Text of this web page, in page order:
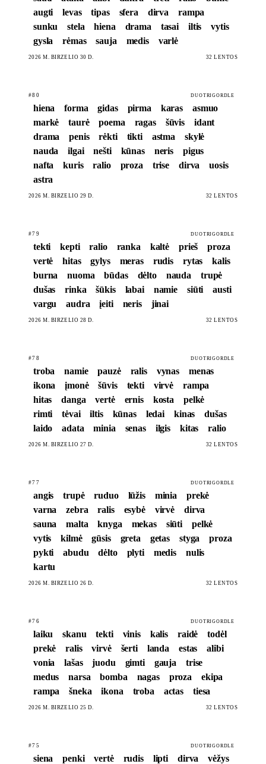
augti
levas tipas sfera dirva
rampa
sunku
stela hiena drama tasai iltis
vytis
gysla
rėmas sauja medis varlė
2026 M. BIRŽELIO 30 D. 32 LENTOS
#80 DUOTRIGORDLE
hiena forma gidas pirma karas
asmuo
markė
taurė poema ragas šūvis
idant
drama
penis rėkti tikti astma
skylė
nauda
ilgai nešti kūnas neris
pigus
nafta
kuris ralio proza trise dirva
uosis
astra
2026 M. BIRŽELIO 29 D. 32 LENTOS
#79 DUOTRIGORDLE
tekti kepti ralio ranka kaltė prieš
proza
vertė
hitas gylys meras rudis rytas
kalis
burna
nuoma būdas dėlto nauda
trupė
dušas
rinka šūkis labai namie siūti
austi
vargu
audra įeiti neris jinai
2026 M. BIRŽELIO 28 D. 32 LENTOS
#78 DUOTRIGORDLE
troba namie pauzė ralis vynas
menas
ikona
įmonė šūvis tekti virvė
rampa
hitas
danga vertė ernis kosta
pelkė
rimti
tėvai iltis kūnas ledai kinas
dušas
laido
adata minia senas ilgis kitas ralio
2026 M. BIRŽELIO 27 D. 32 LENTOS
#77 DUOTRIGORDLE
angis trupė ruduo lūžis minia
prekė
varna
zebra ralis esybė virvė
dirva
sauna
malta knyga mekas siūti
pelkė
vytis
kilmė gūsis greta getas styga
proza
pykti
abudu dėlto plyti medis
nulis
kartu
2026 M. BIRŽELIO 26 D. 32 LENTOS
#76 DUOTRIGORDLE
laiku skanu tekti vinis kalis raidė
todėl
prekė
ralis virvė šerti landa estas
alibi
vonia
lašas juodu gimti gauja
trise
medus
narsa bomba nagas proza
ekipa
rampa
šneka ikona troba actas tiesa
2026 M. BIRŽELIO 25 D. 32 LENTOS
#75 DUOTRIGORDLE
siena penki vertė rudis lipti dirva
vėžys